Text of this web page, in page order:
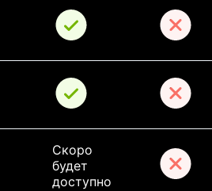
Скоро
будет
доступно